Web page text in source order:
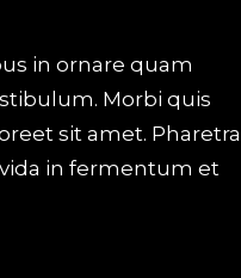
in ornare quam
Morbi quis
sit amet. Pharetra
in fermentum et